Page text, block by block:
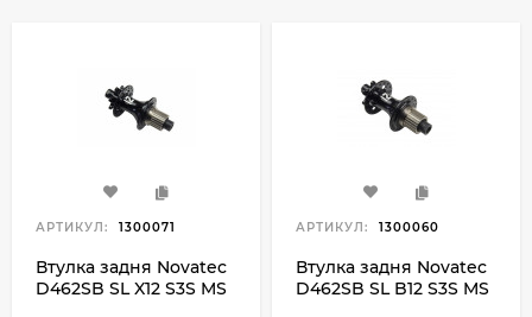
АРТИКУЛ: 1300071
Втулка задня Novatec
D462SB SL X12 S3S MS
АРТИКУЛ: 1300060
Втулка задня Novatec
D462SB SL B12 S3S MS